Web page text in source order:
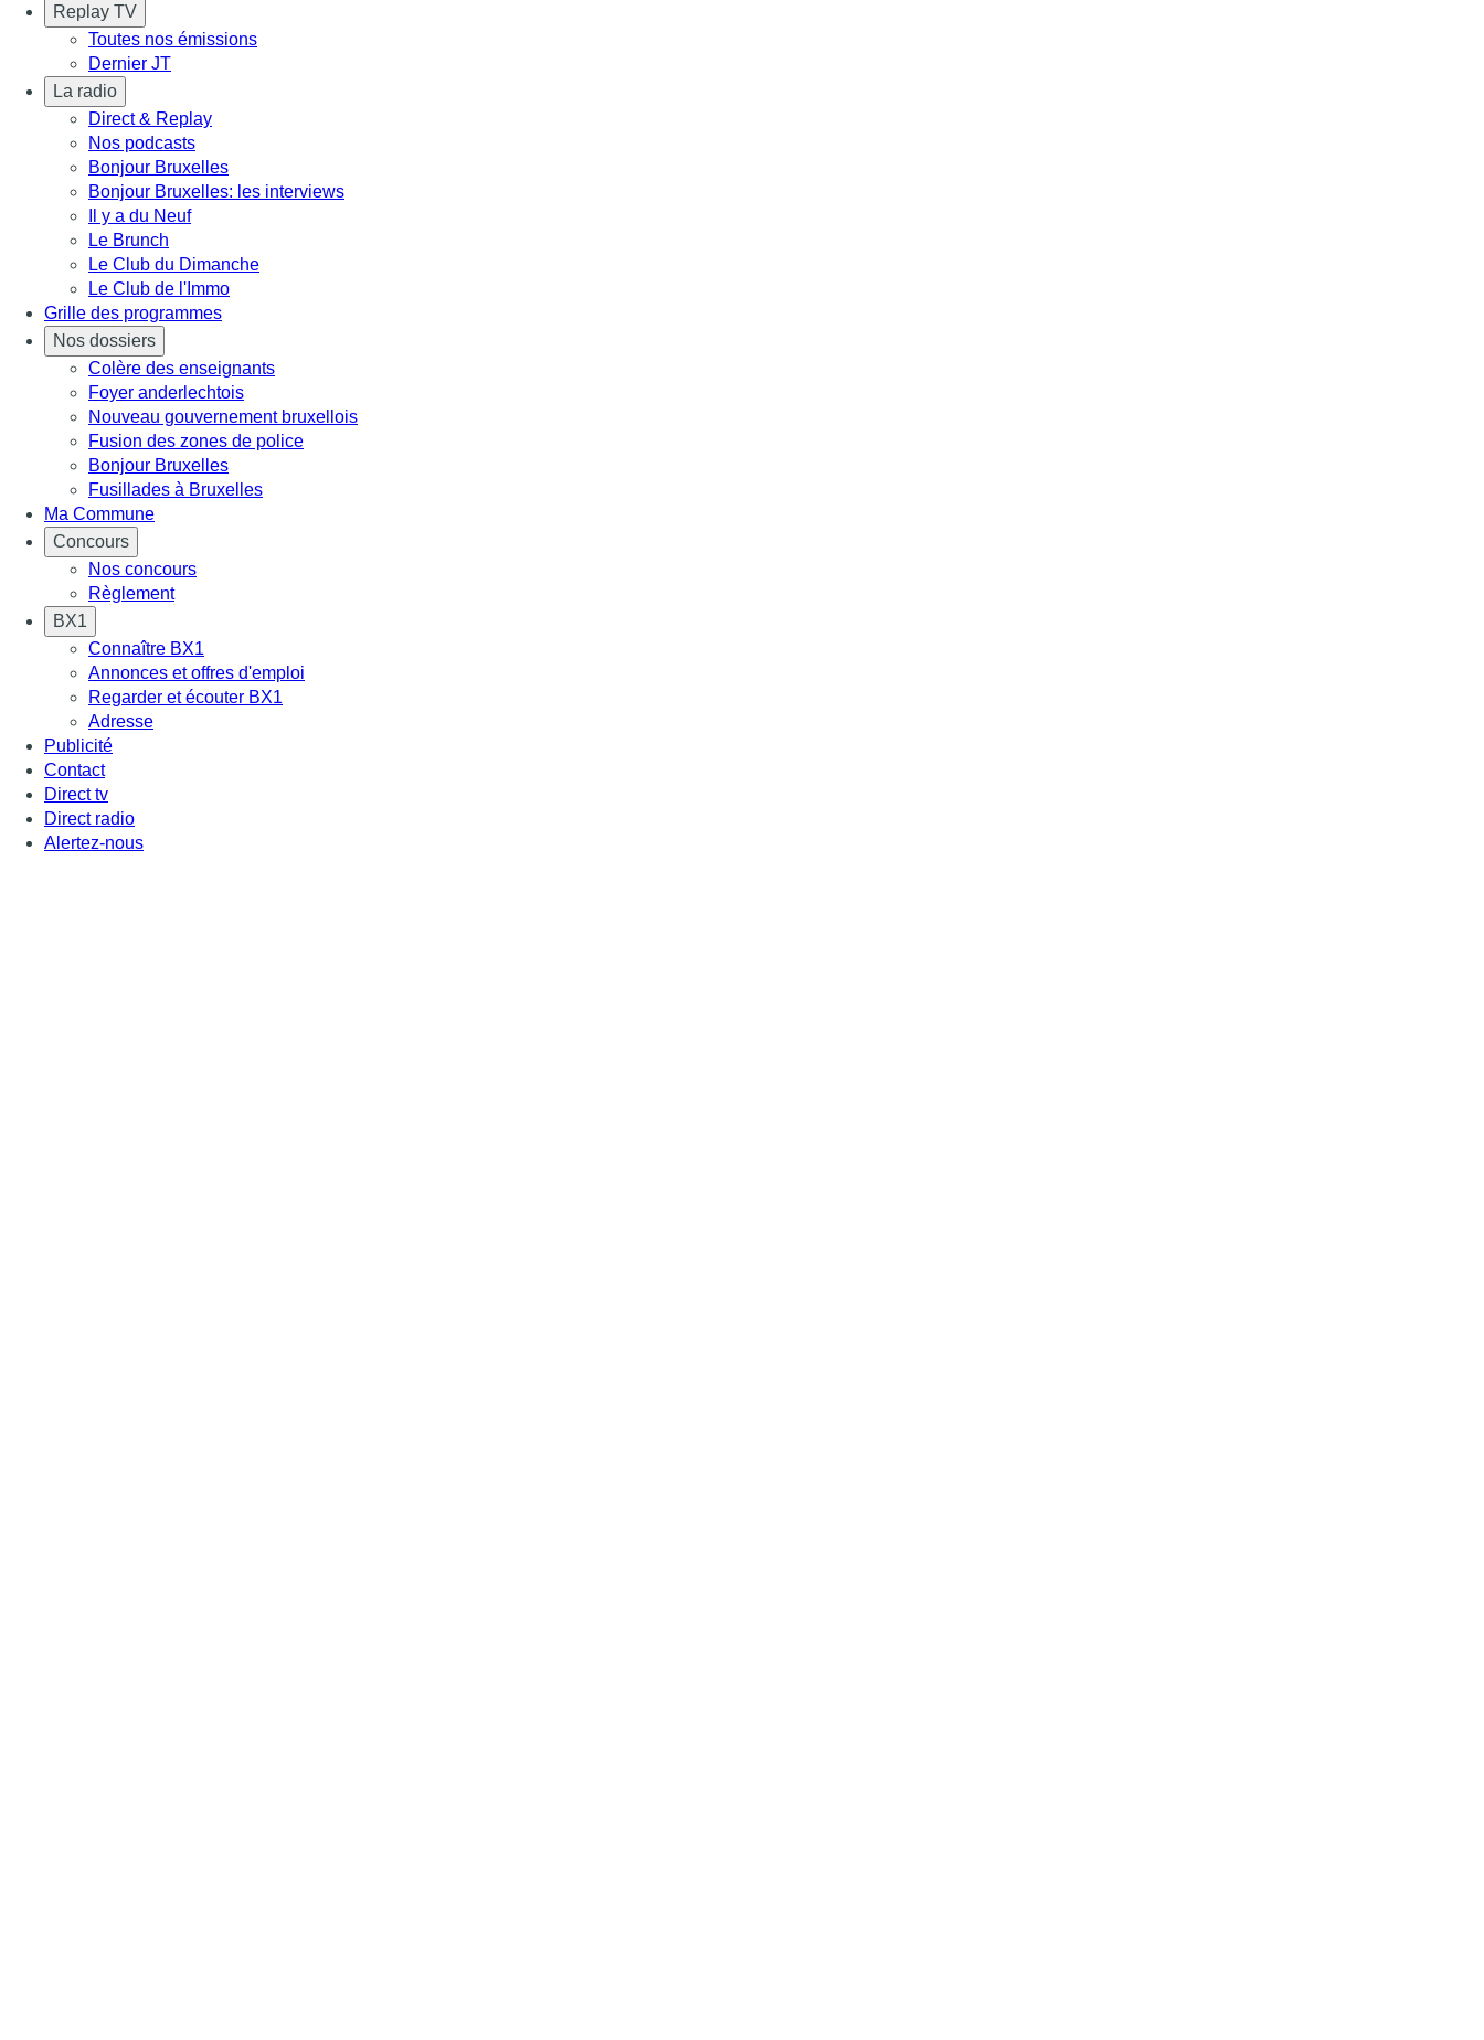
Replay TV
Toutes nos émissions
Dernier JT
La radio
Direct & Replay
Nos podcasts
Bonjour Bruxelles
Bonjour Bruxelles: les interviews
Il y a du Neuf
Le Brunch
Le Club du Dimanche
Le Club de l'Immo
Grille des programmes
Nos dossiers
Colère des enseignants
Foyer anderlechtois
Nouveau gouvernement bruxellois
Fusion des zones de police
Bonjour Bruxelles
Fusillades à Bruxelles
Ma Commune
Concours
Nos concours
Règlement
BX1
Connaître BX1
Annonces et offres d'emploi
Regarder et écouter BX1
Adresse
Publicité
Contact
Direct tv
Direct radio
Alertez-nous